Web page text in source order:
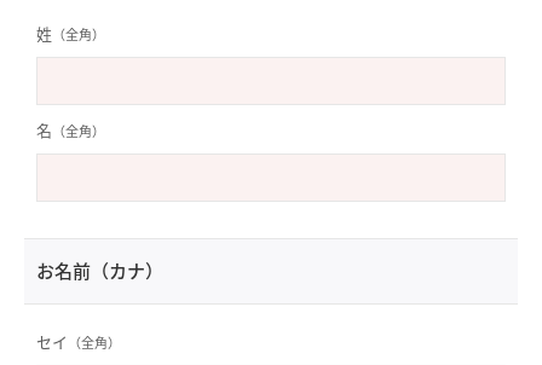
姓 （全角）
名 （全角）
お名前（カナ）
セイ （全角）